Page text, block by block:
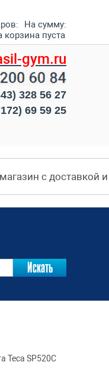
На сумму:
корзина пуста
gym.ru
328 56 27
69 59 25
с доставкой
Teca SP520C